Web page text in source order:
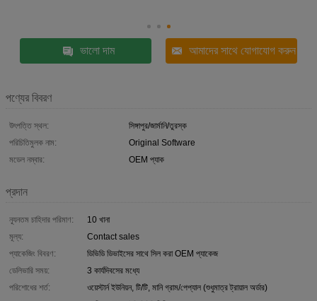
ভালো দাম আমাদের সাথে যোগাযোগ করুন
পণ্যের বিবরণ
উৎপত্তি স্থল:
সিঙ্গাপুর/জার্মানি/তুরস্ক
পরিচিতিমুলক নাম:
Original Software
মডেল নম্বার:
OEM প্যাক
প্রদান
ন্যূনতম চাহিদার পরিমাণ:
10 খানা
মূল্য:
Contact sales
প্যাকেজিং বিবরণ:
ডিভিডি ডিভাইসের সাথে সিল করা OEM প্যাকেজ
ডেলিভারি সময়:
3 কার্যদিবসের মধ্যে
পরিশোধের শর্ত:
ওয়েস্টার্ন ইউনিয়ন, টি/টি, মানি গ্রাম/পেপ্যাল ​​(শুধুমাত্র ট্রায়াল অর্ডার)